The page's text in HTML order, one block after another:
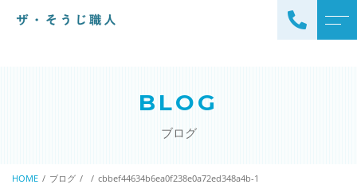
ザ・そうじ職人について
エアコンクリーニング
よくある質問
ブログ
BLOG
ブログ
HOME ブログ cbbef44634b6ea0f238e0a72ed348a4b-1